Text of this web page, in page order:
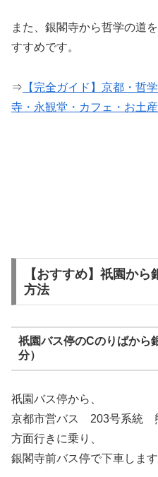
また、銀閣寺から哲学の道
すすめです。
⇒ 【完全ガイド】京都・哲
寺・永観堂・カフェ・お土
【おすすめ】祇園か
方法
祇園バス停のCのりばから
分）
祇園バス停から、
京都市営バス 203号系統
方面行きに乗り、
銀閣寺前バス停で下車します